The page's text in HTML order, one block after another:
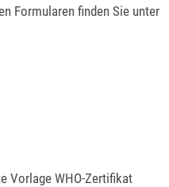
Formularen finden Sie unter
Vorlage WHO-Zertifikat